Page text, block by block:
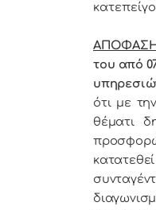
ΑΠΟΦΑΣΗ
του από
ότι με
θέματι